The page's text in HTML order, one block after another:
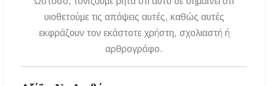
υιοθετούμε τις απόψεις αυτές, καθώς αυτές
εκφράζουν τον εκάστοτε χρήστη, σχολιαστή ή
αρθρογράφο.